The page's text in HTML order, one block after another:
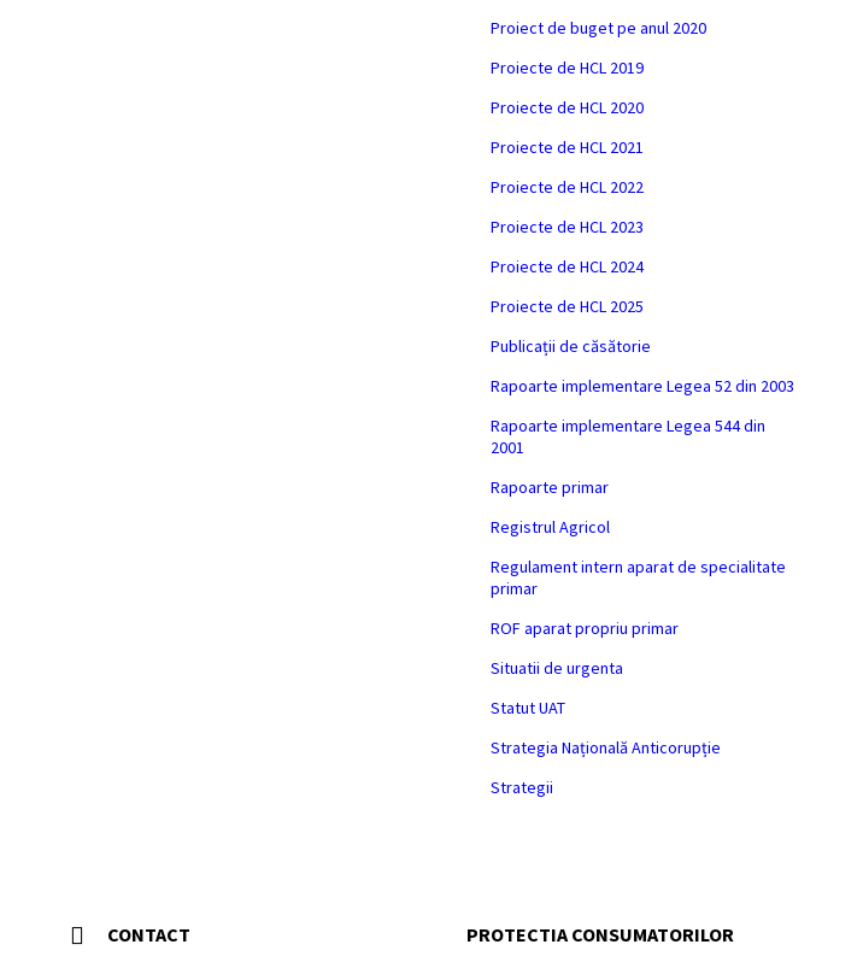
Proiect de buget pe anul 2020
Proiecte de HCL 2019
Proiecte de HCL 2020
Proiecte de HCL 2021
Proiecte de HCL 2022
Proiecte de HCL 2023
Proiecte de HCL 2024
Proiecte de HCL 2025
Publicații de căsătorie
Rapoarte implementare Legea 52 din 2003
Rapoarte implementare Legea 544 din
2001
Rapoarte primar
Registrul Agricol
Regulament intern aparat de specialitate
primar
ROF aparat propriu primar
Situatii de urgenta
Statut UAT
Strategia Națională Anticorupție
Strategii
CONTACT PROTECTIA CONSUMATORILOR